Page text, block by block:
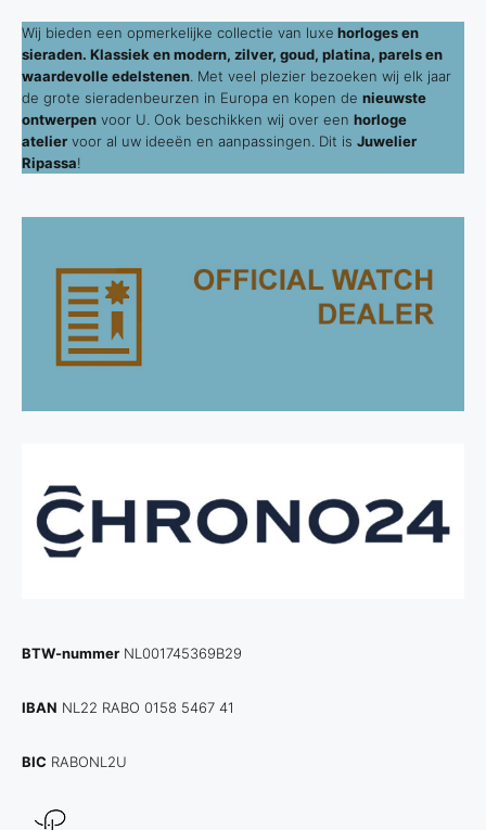
Wij bieden een opmerkelijke collectie van luxe horloges en
sieraden. Klassiek en modern, zilver, goud, platina, parels en
waardevolle edelstenen . Met veel plezier bezoeken wij elk jaar
de grote sieradenbeurzen in Europa en kopen de nieuwste
ontwerpen voor U. Ook beschikken wij over een horloge
atelier voor al uw ideeën en aanpassingen. Dit is Juwelier
Ripassa!
BTW-nummer NL001745369B29
IBAN NL22 RABO 0158 5467 41
BIC RABONL2U